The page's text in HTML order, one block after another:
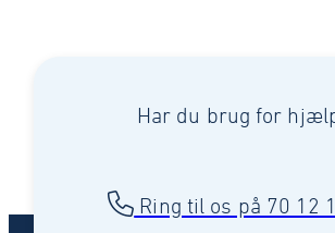
Har du brug for
Ring til os på 70 12